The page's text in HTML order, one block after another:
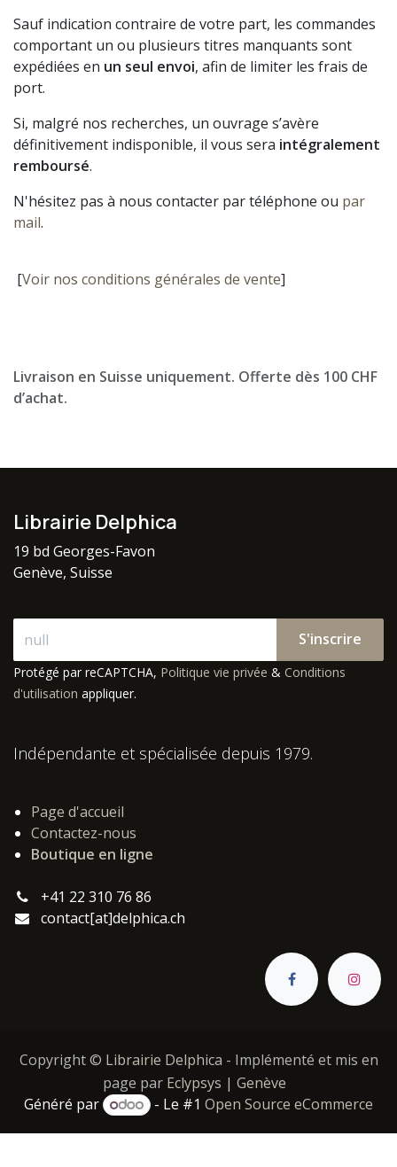
Sauf indication contraire de votre part, les commandes
comportant un ou plusieurs titres manquants sont
expédiées en un seul envoi, afin de limiter les frais de
port.
Si, malgré nos recherches, un ouvrage s’avère
définitivement indisponible, il vous sera intégralement
remboursé.
N'hésitez pas à nous contacter par téléphone ou par
mail.
[Voir nos conditions générales de vente]
Livraison en Suisse uniquement. Offerte dès 100 CHF
d’achat.
Librairie Delphica
19 bd Georges-Favon
Genève, Suisse
S'inscrire
Protégé par reCAPTCHA, Politique vie privée & Conditions
d'utilisation appliquer.
Indépendante et spécialisée depuis 1979.
Page d'accueil
Contactez-nous
Boutique en ligne
+41 22 310 76 86
contact[at]delphica.ch
Copyright © Librairie Delphica - Implémenté et mis en
page par Eclypsys | Genève
Généré par
- Le #1Open Source eCommerce